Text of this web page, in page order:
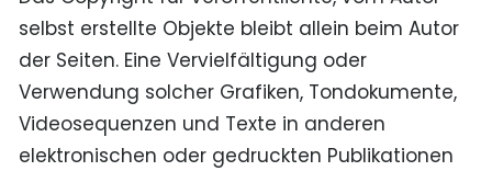
selbst erstellte Objekte bleibt allein beim Autor
der Seiten. Eine Vervielfältigung oder
Verwendung solcher Grafiken, Tondokumente,
Videosequenzen und Texte in anderen
elektronischen oder gedruckten Publikationen